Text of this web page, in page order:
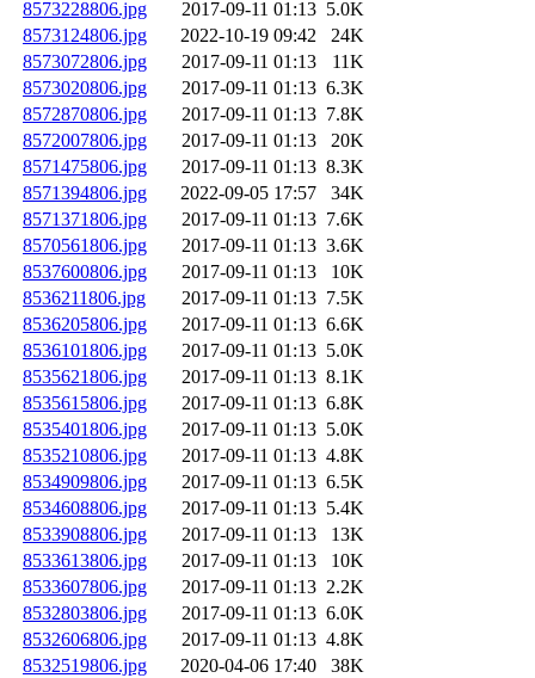
8573228806.jpg
2017-09-11 01:13 5.0K
8573124806.jpg
2022-10-19 09:42
24K
8573072806.jpg
2017-09-11 01:13
11K
8573020806.jpg
2017-09-11 01:13 6.3K
8572870806.jpg
2017-09-11 01:13 7.8K
8572007806.jpg
2017-09-11 01:13
20K
8571475806.jpg
2017-09-11 01:13 8.3K
8571394806.jpg
2022-09-05 17:57
34K
8571371806.jpg
2017-09-11 01:13 7.6K
8570561806.jpg
2017-09-11 01:13 3.6K
8537600806.jpg
2017-09-11 01:13
10K
8536211806.jpg
2017-09-11 01:13 7.5K
8536205806.jpg
2017-09-11 01:13 6.6K
8536101806.jpg
2017-09-11 01:13 5.0K
8535621806.jpg
2017-09-11 01:13 8.1K
8535615806.jpg
2017-09-11 01:13 6.8K
8535401806.jpg
2017-09-11 01:13 5.0K
8535210806.jpg
2017-09-11 01:13 4.8K
8534909806.jpg
2017-09-11 01:13 6.5K
8534608806.jpg
2017-09-11 01:13 5.4K
8533908806.jpg
2017-09-11 01:13
13K
8533613806.jpg
2017-09-11 01:13
10K
8533607806.jpg
2017-09-11 01:13 2.2K
8532803806.jpg
2017-09-11 01:13 6.0K
8532606806.jpg
2017-09-11 01:13 4.8K
8532519806.jpg
2020-04-06 17:40
38K